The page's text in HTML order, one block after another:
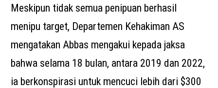
Meskipun tidak semua penipuan berhasil
menipu target, Departemen Kehakiman AS
mengatakan Abbas mengakui kepada jaksa
bahwa selama 18 bulan, antara 2019 dan 2022,
ia berkonspirasi untuk mencuci lebih dari $300